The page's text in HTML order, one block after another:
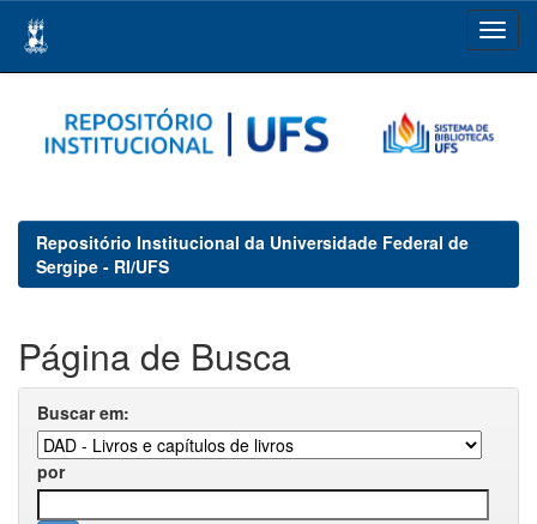
navigation
Repositório Institucional da Universidade Federal de
Sergipe - RI/UFS
Página de Busca
Buscar em:
por